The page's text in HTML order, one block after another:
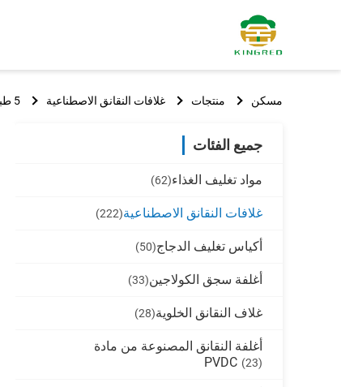
مسكن منتجات غلافات النقانق الاصطناعية 5 طبقات طباعة أوفست غلاف السجق الاصطناعي
جميع الفئات
مواد تغليف الغذاء(62)
غلافات النقانق الاصطناعية(222)
أكياس تغليف الدجاج(50)
أغلفة سجق الكولاجين(33)
غلاف النقانق الخلوية(28)
أغلفة النقانق المصنوعة من مادة
PVDC (23)